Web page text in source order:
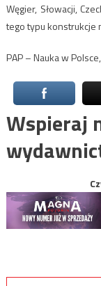
Węgier, Słowacji,
tego typu konstrukcje
PAP – Nauka w
Wspieraj